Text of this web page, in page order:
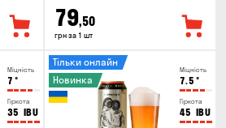
79,50
грн за 1 шт
Міцність
7 °
Гіркота
35 IBU
Міцність
7.5 °
Гіркота
45 IBU
Тільки онлайн
Новинка